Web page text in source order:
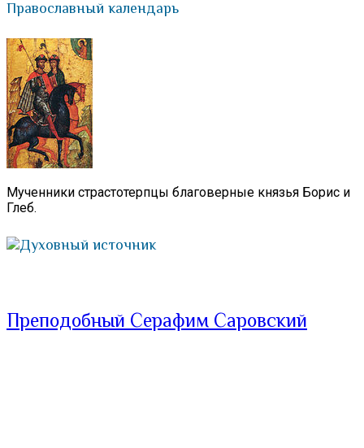
Православный календарь
Мученники страстотерпцы благоверные князья Борис и
Глеб.
Духовный источник
Преподобный Серафим Саровский